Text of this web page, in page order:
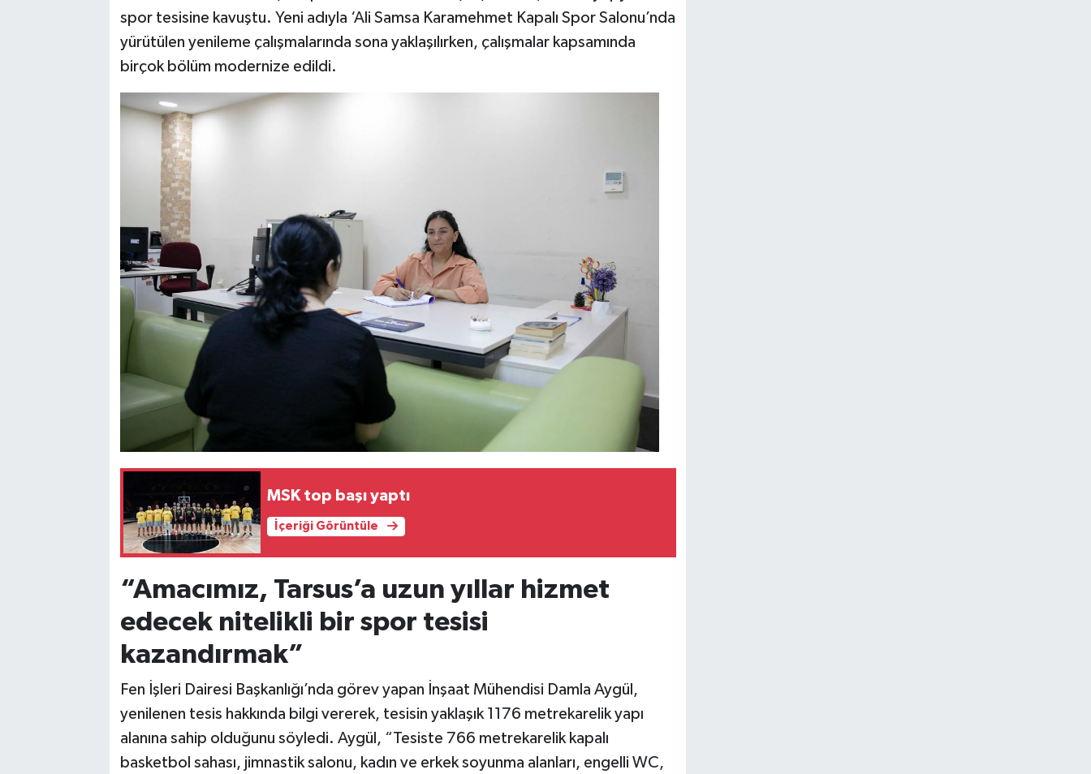
spor tesisine kavuştu. Yeni adıyla ‘Ali Samsa Karamehmet Kapalı Spor Salonu’nda
yürütülen yenileme çalışmalarında sona yaklaşılırken, çalışmalar kapsamında
birçok bölüm modernize edildi.
MSK top başı yaptı
İçeriği Görüntüle
“Amacımız, Tarsus’a uzun yıllar hizmet
edecek nitelikli bir spor tesisi
kazandırmak”
Fen İşleri Dairesi Başkanlığı’nda görev yapan İnşaat Mühendisi Damla Aygül,
yenilenen tesis hakkında bilgi vererek, tesisin yaklaşık 1176 metrekarelik yapı
alanına sahip olduğunu söyledi. Aygül, “Tesiste 766 metrekarelik kapalı
basketbol sahası, jimnastik salonu, kadın ve erkek soyunma alanları, engelli WC,